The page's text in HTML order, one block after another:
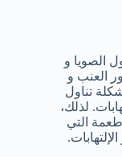
فول الصويا و
العنب و
تناول
لذلك،
التي